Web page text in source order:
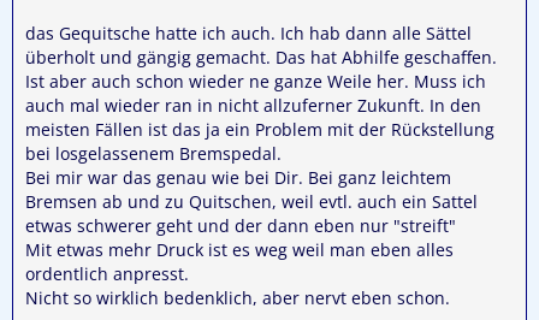
das Gequitsche hatte ich auch. Ich hab dann alle Sättel
überholt und gängig gemacht. Das hat Abhilfe geschaffen.
Ist aber auch schon wieder ne ganze Weile her. Muss ich
auch mal wieder ran in nicht allzuferner Zukunft. In den
meisten Fällen ist das ja ein Problem mit der Rückstellung
bei losgelassenem Bremspedal.
Bei mir war das genau wie bei Dir. Bei ganz leichtem
Bremsen ab und zu Quitschen, weil evtl. auch ein Sattel
etwas schwerer geht und der dann eben nur "streift"
Mit etwas mehr Druck ist es weg weil man eben alles
ordentlich anpresst.
Nicht so wirklich bedenklich, aber nervt eben schon.